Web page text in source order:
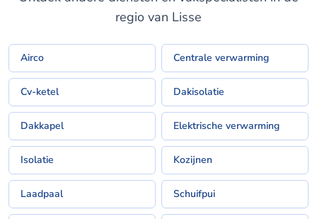
regio van Lisse
Airco Centrale verwarming
Cv-ketel Dakisolatie
Dakkapel Elektrische verwarming
Isolatie Kozijnen
Laadpaal Schuifpui